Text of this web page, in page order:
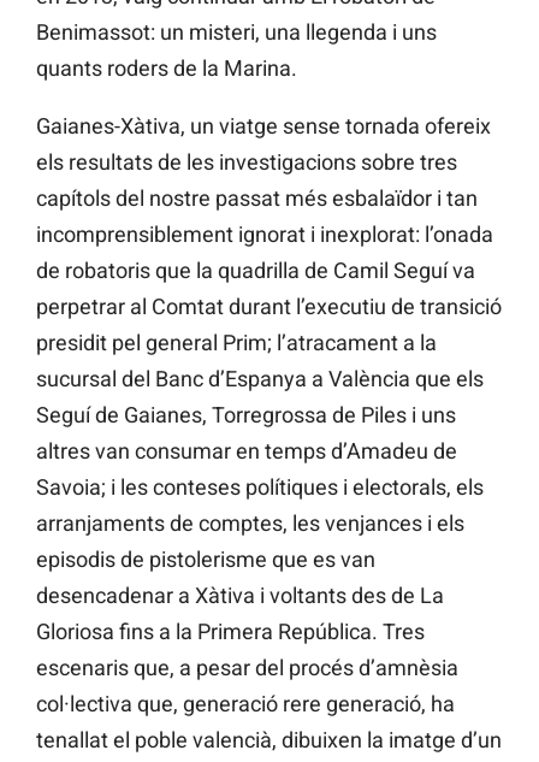
Benimassot: un misteri, una llegenda i uns
quants roders de la Marina.
Gaianes-Xàtiva, un viatge sense tornada ofereix
els resultats de les investigacions sobre tres
capítols del nostre passat més esbalaïdor i tan
incomprensiblement ignorat i inexplorat: l’onada
de robatoris que la quadrilla de Camil Seguí va
perpetrar al Comtat durant l’executiu de transició
presidit pel general Prim; l’atracament a la
sucursal del Banc d’Espanya a València que els
Seguí de Gaianes, Torregrossa de Piles i uns
altres van consumar en temps d’Amadeu de
Savoia; i les conteses polítiques i electorals, els
arranjaments de comptes, les venjances i els
episodis de pistolerisme que es van
desencadenar a Xàtiva i voltants des de La
Gloriosa fins a la Primera República. Tres
escenaris que, a pesar del procés d’amnèsia
col·lectiva que, generació rere generació, ha
tenallat el poble valencià, dibuixen la imatge d’un